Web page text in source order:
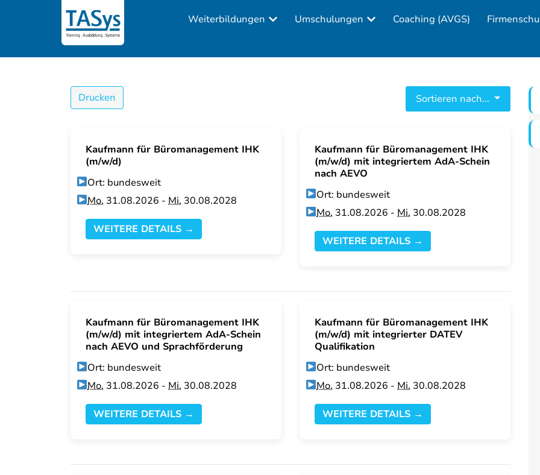
Weiterbildungen Umschulungen Coaching (AVGS)
Drucken Sortieren nach...
Kaufmann für Büromanagement IHK
(m/w/d)
Ort: bundesweit
Mo. 31.08.2026 -Mi. 30.08.2028
WEITERE DETAILS →
Kaufmann für Büromanagement IHK
(m/w/d) mit integriertem AdA-Schein
nach AEVO
Ort: bundesweit
Mo. 31.08.2026 -Mi. 30.08.2028
WEITERE DETAILS →
Kaufmann für Büromanagement IHK
(m/w/d) mit integriertem AdA-Schein
nach AEVO und Sprachförderung
Ort: bundesweit
Mo. 31.08.2026 -Mi. 30.08.2028
WEITERE DETAILS →
Kaufmann für Büromanagement IHK
(m/w/d) mit integrierter DATEV
Qualifikation
Ort: bundesweit
Mo. 31.08.2026 -Mi. 30.08.2028
WEITERE DETAILS →